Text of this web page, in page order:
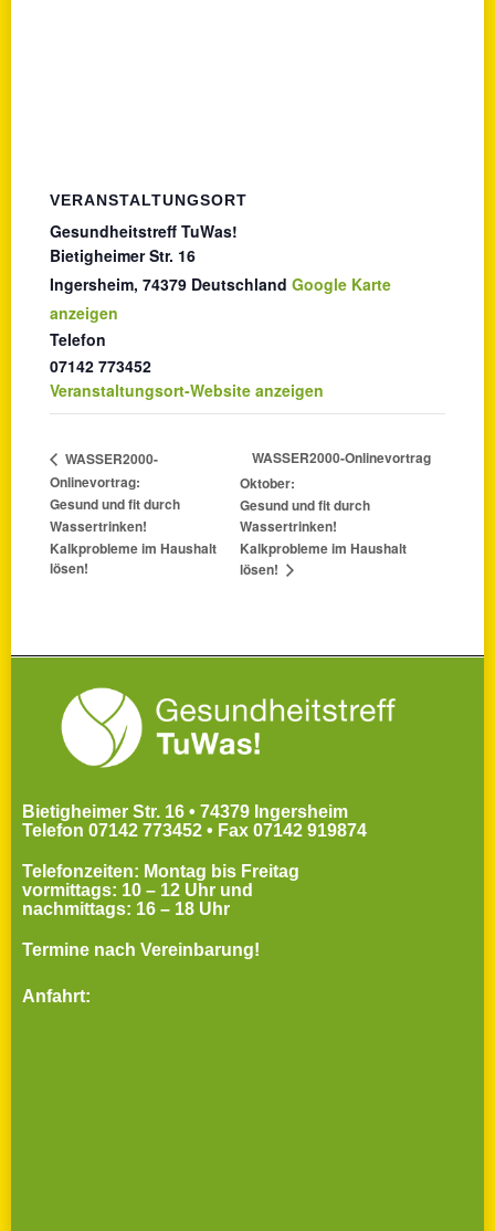
VERANSTALTUNGSORT
Gesundheitstreff TuWas!
Bietigheimer Str. 16
Ingersheim, 74379 Deutschland Google Karte
anzeigen
Telefon
07142 773452
Veranstaltungsort-Website anzeigen
WASSER2000-
Onlinevortrag:
Gesund und fit durch
Wassertrinken!
Kalkprobleme im Haushalt
lösen!
WASSER2000-Onlinevortrag
Oktober:
Gesund und fit durch
Wassertrinken!
Kalkprobleme im Haushalt
lösen!
Bietigheimer Str. 16 • 74379 Ingersheim
Telefon 07142 773452 • Fax 07142 919874
Telefonzeiten: Montag bis Freitag
vormittags: 10 – 12 Uhr und
nachmittags: 16 – 18 Uhr
Termine nach Vereinbarung!
Anfahrt: